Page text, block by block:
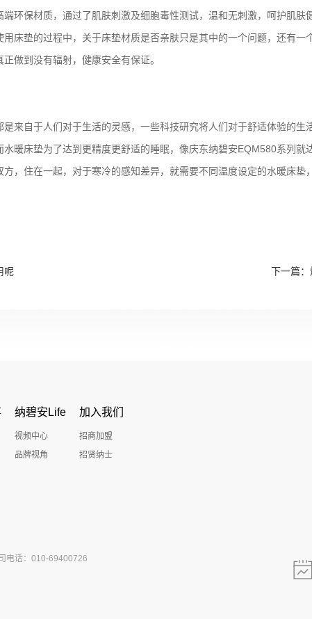
环保材质，通过了肌肤刺激及细胞毒性测试，温和无刺激，呵护肌肤
床垫的过程中，关于床垫材质是否亲肤只是其中的一个问题，还有一
做到没有辐射，健康安全有保证。
来自于人们对于生活的灵感，一些科技研究将人们对于舒适体验的生
暖床垫为了达到更精度更舒适的睡眠，像庆东纳碧安EQM580系列就
，住在一起，对于寒冷的感知差异，就需要不同温度设定的水暖床垫
呢 下一篇：
纳碧安Life
视频中心
品牌视角
加入我们
招商加盟
招贤纳士
电话：010-69400726